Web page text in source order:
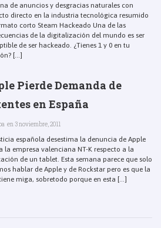
de anuncios y desgracias naturales con
directo en la industria tecnológica resumido
corto Steam Hackeado Una de las
de la digitalización del mundo es ser
de ser hackeado. ¿Tienes 1 y 0 en tu
[...]
Pierde Demanda de
en España
en 3 noviembre, 2011
española desestima la denuncia de Apple
la empresa valenciana NT-K respecto a la
de un tablet. Esta semana parece que solo
hablar de Apple y de Rockstar pero es que la
miga, sobretodo porque en esta [...]